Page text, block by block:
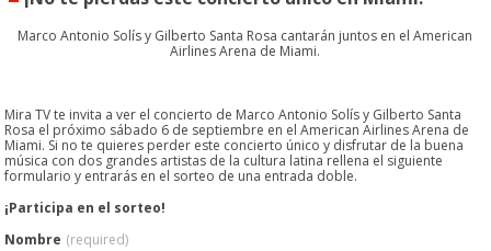
Marco Antonio Solís y Gilberto Santa Rosa cantarán juntos en el American
Airlines Arena de Miami.
Mira TV te invita a ver el concierto de Marco Antonio Solís y Gilberto Santa
Rosa el próximo sábado 6 de septiembre en el American Airlines Arena de
Miami. Si no te quieres perder este concierto único y disfrutar de la buena
música con dos grandes artistas de la cultura latina rellena el siguiente
formulario y entrarás en el sorteo de una entrada doble.
¡Participa en el sorteo!
Nombre (required)